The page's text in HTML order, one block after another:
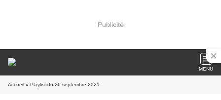
Publicité
MENU
Accueil » Playlist du 26 septembre 2021